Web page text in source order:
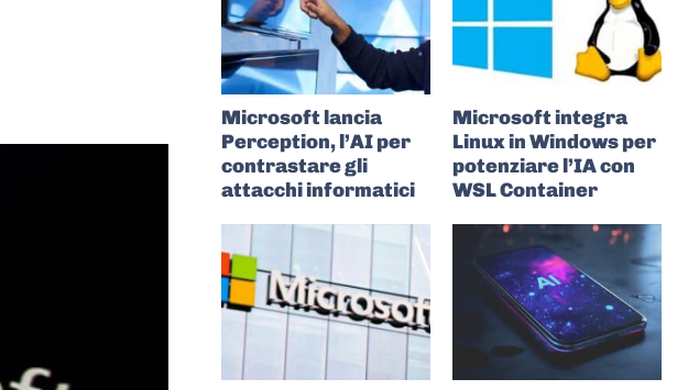
Microsoft lancia
Perception, l’AI per
contrastare gli
attacchi informatici
Microsoft integra
Linux in Windows per
potenziare l’IA con
WSL Container